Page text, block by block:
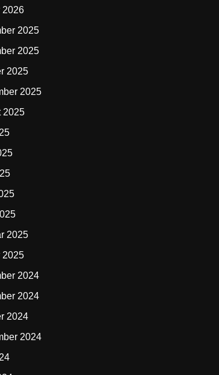
2026
2025
2025
2025
2025
2025
2025
2025
2024
2024
2024
2024